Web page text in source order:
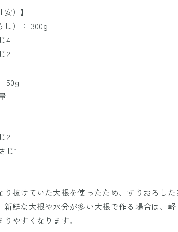
）】
し）： 300g
4
2
50g
2
じ1
り抜けていた大根を使ったため、すりおろし
新鮮な大根や水分が多い大根で作る場合は、
やすくなります。